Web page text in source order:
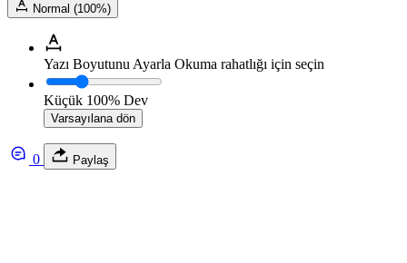
Normal (100%)
Yazı Boyutunu Ayarla Okuma rahatlığı için seçin
Küçük 100% Dev
Varsayılana dön
0 Paylaş